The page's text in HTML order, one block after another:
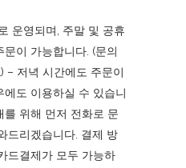
운영되며, 주말 및 공휴
이 가능합니다. (문의
저녁 시간에도 주문이
도 이용하실 수 있습니
를 위해 먼저 전화로 문
드리겠습니다. 결제 방
드결제가 모두 가능하